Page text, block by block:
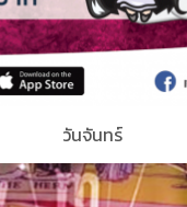
วันจันทร์